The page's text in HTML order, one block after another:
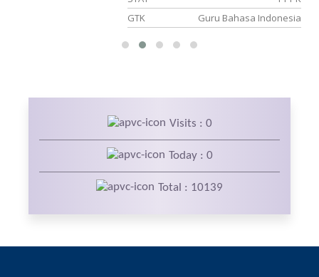
GTK
Guru Bahasa Indonesia
Visits : 0
Today : 0
Total : 10139